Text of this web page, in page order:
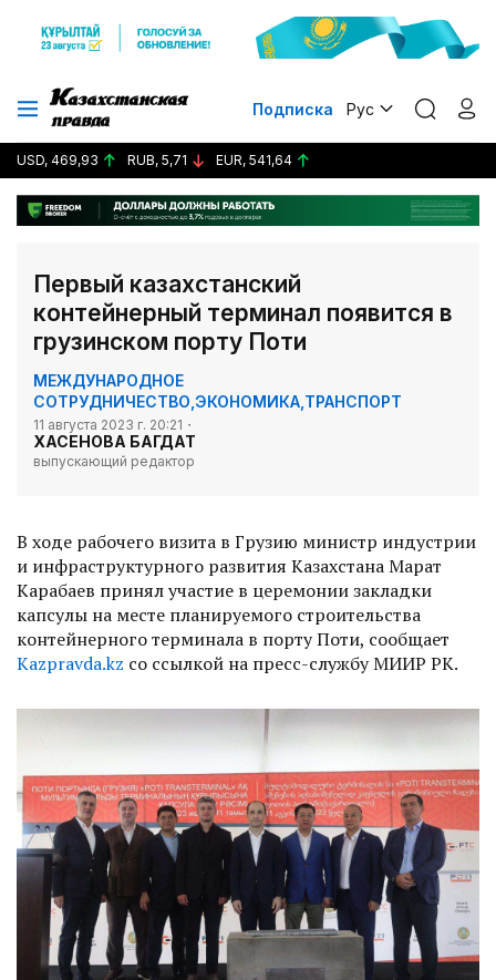
Подписка Рус
USD, 469,93 RUB, 5,71 EUR, 541,64
Первый казахстанский
контейнерный терминал появится в
грузинском порту Поти
МЕЖДУНАРОДНОЕ
СОТРУДНИЧЕСТВО ЭКОНОМИКА ТРАНСПОРТ
11 августа 2023 г. 20:21
ХАСЕНОВА БАГДАТ
выпускающий редактор
В ходе рабочего визита в Грузию министр индустрии
и инфраструктурного развития Казахстана Марат
Карабаев принял участие в церемонии закладки
капсулы на месте планируемого строительства
контейнерного терминала в порту Поти, сообщает
Kazpravda.kz со ссылкой на пресс-службу МИИР РК.